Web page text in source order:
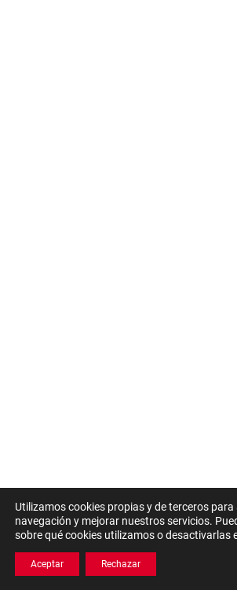
Utilizamos cookies propias y de terceros
navegación y mejorar nuestros servicios.
sobre qué cookies utilizamos o desactivarlas
Aceptar Rechazar